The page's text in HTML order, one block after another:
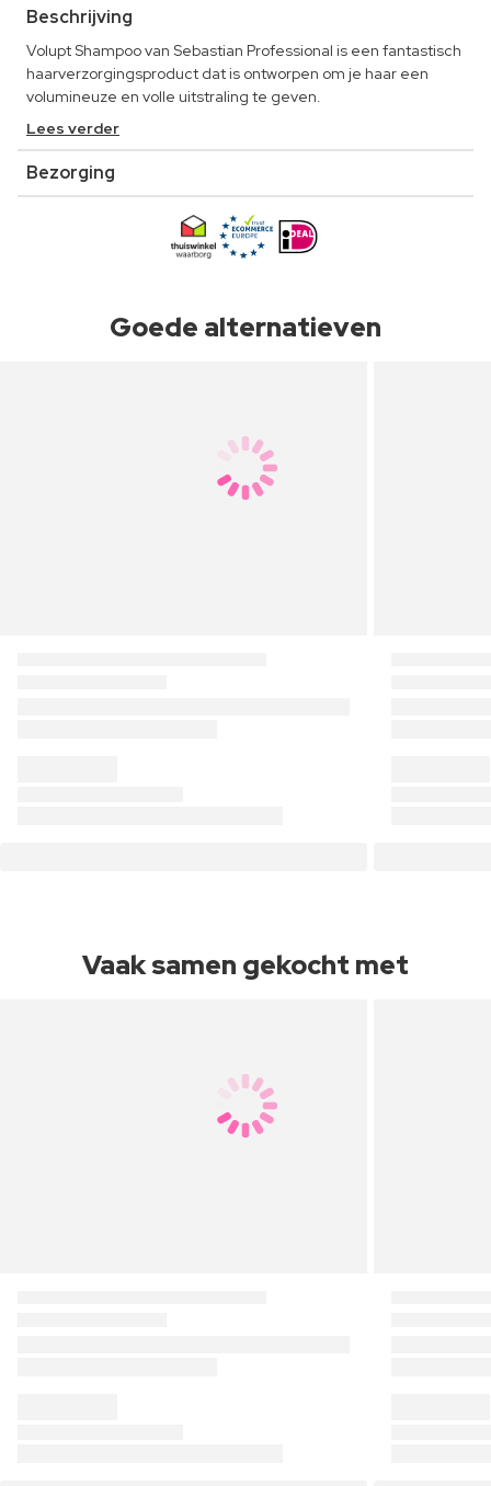
Beschrijving
Volupt Shampoo van Sebastian Professional is een fantastisch
haarverzorgingsproduct dat is ontworpen om je haar een
volumineuze en volle uitstraling te geven.
Lees verder
Bezorging
Goede alternatieven
Vaak samen gekocht met